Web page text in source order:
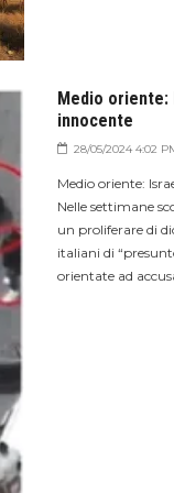
Medio oriente:
innocente
28/05/2024 4:02
Medio oriente:
Nelle settimane
un proliferare di
italiani di
orientate ad